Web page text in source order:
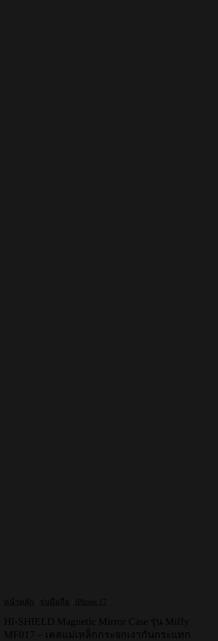
หน้าหลัก รุ่นมือถือ iPhone 17
HI-SHIELD Magnetic Mirror Case รุ่น Miffy
MF017 – เคสแม่เหล็กกระจกเงากันกระแทก